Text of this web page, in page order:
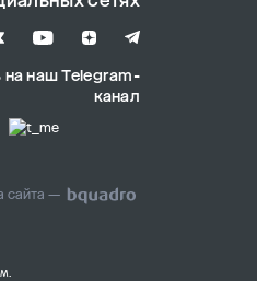
наш Telegram-
канал
сайта —